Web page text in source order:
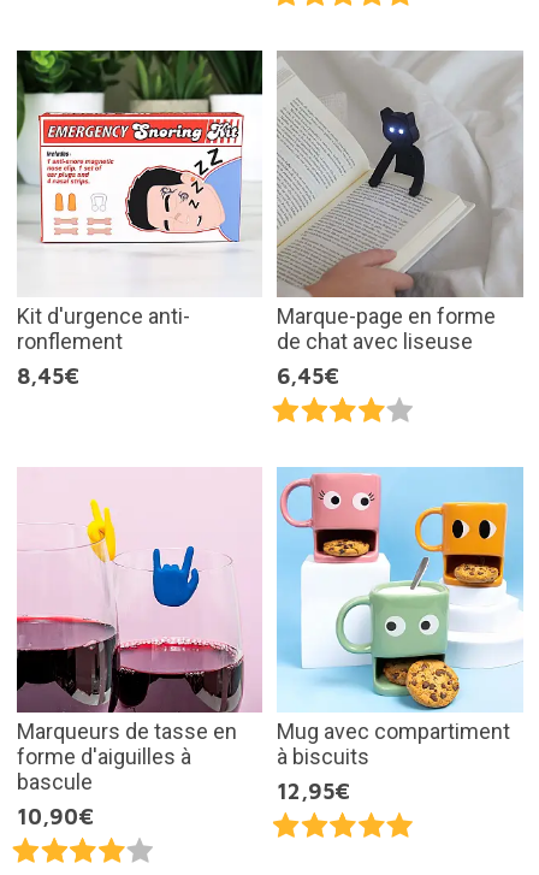
Kit d'urgence anti-
ronflement
8,45€
Marque-page en forme
de chat avec liseuse
6,45€
Marqueurs de tasse en
forme d'aiguilles à
bascule
10,90€
Mug avec compartiment
à biscuits
12,95€